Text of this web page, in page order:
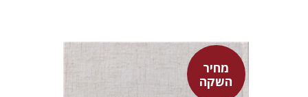
מחיר
השקה
שמעון שטובר